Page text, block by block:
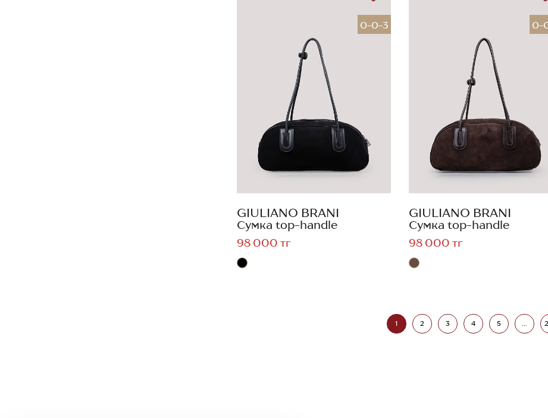
0-0-3
GIULIANO BRANI
Сумка top-handle
98 000 тг
0-
GIULIANO BRANI
Сумка top-handle
98 000 тг
1 2 3 4 5